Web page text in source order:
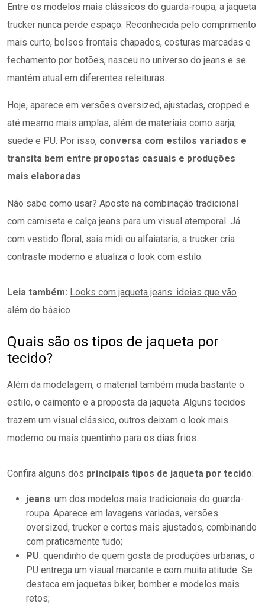
Entre os modelos mais clássicos do guarda-roupa, a jaqueta
trucker nunca perde espaço. Reconhecida pelo comprimento
mais curto, bolsos frontais chapados, costuras marcadas e
fechamento por botões, nasceu no universo do jeans e se
mantém atual em diferentes releituras.
Hoje, aparece em versões oversized, ajustadas, cropped e
até mesmo mais amplas, além de materiais como sarja,
suede e PU. Por isso, conversa com estilos variados e
transita bem entre propostas casuais e produções
mais elaboradas
Não sabe como usar? Aposte na combinação tradicional
com camiseta e calça jeans para um visual atemporal. Já
com vestido floral, saia midi ou alfaiataria, a trucker cria
contraste moderno e atualiza o look com estilo.
Leia também: Looks com jaqueta jeans: ideias que vão
além do básico
Quais são os tipos de jaqueta por
tecido?
Além da modelagem, o material também muda bastante o
estilo, o caimento e a proposta da jaqueta. Alguns tecidos
trazem um visual clássico, outros deixam o look mais
moderno ou mais quentinho para os dias frios.
Confira alguns dos principais tipos de jaqueta por tecido:
jeans: um dos modelos mais tradicionais do guarda-
roupa. Aparece em lavagens variadas, versões
oversized, trucker e cortes mais ajustados, combinando
com praticamente tudo;
PU: queridinho de quem gosta de produções urbanas, o
PU entrega um visual marcante e com muita atitude. Se
destaca em jaquetas biker, bomber e modelos mais
retos;